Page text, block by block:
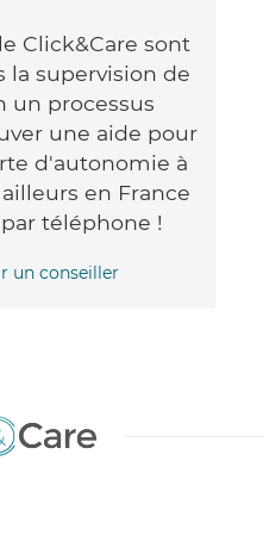
Click&Care sont
la supervision de
un processus
une aide pour
d'autonomie à
en France
téléphone !
un conseiller